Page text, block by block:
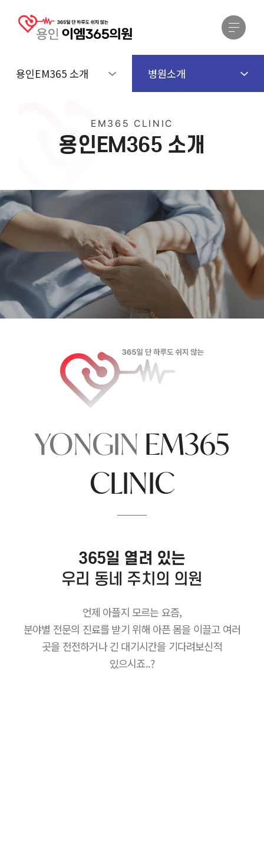
용인EM365 소개 병원소개
EM365 CLINIC
용인EM365 소개
YONGIN EM365
CLINIC
365일 열려 있는
우리 동네 주치의 의원
언제 아플지 모르는 요즘,
분야별 전문의 진료를 받기 위해 아픈 몸을 이끌고 여러
곳을 전전하거나 긴 대기시간을 기다려보신적
있으시죠..?